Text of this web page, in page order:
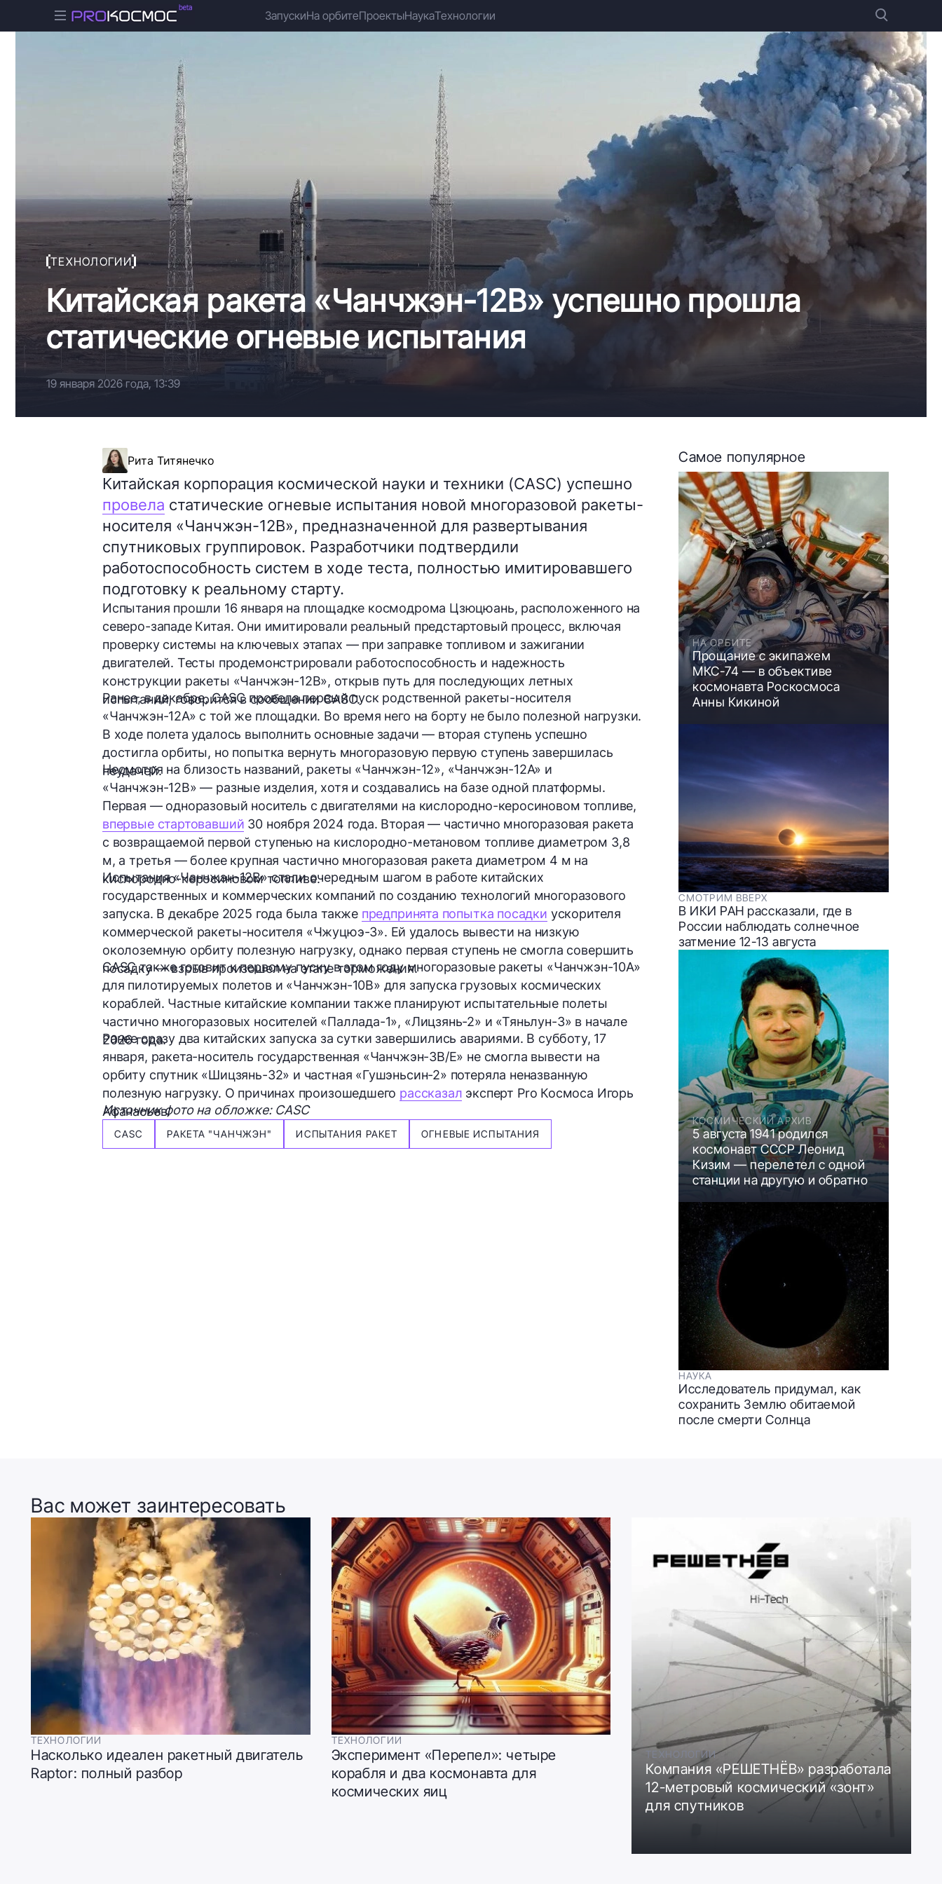
ЗапускиНа орбитеПроектыНаукаТехнологии
ТЕХНОЛОГИИ
Китайская ракета «Чанчжэн-12B» успешно прошла
статические огневые испытания
19 января 2026 года, 13:39
Рита Титянечко
Китайская корпорация космической науки и техники (CASC) успешно
провела статические огневые испытания новой многоразовой ракеты-
носителя «Чанчжэн-12B», предназначенной для развертывания
спутниковых группировок. Разработчики подтвердили
работоспособность систем в ходе теста, полностью имитировавшего
подготовку к реальному старту.
Испытания прошли 16 января на площадке космодрома Цзюцюань, расположенного на
северо-западе Китая. Они имитировали реальный предстартовый процесс, включая
проверку системы на ключевых этапах — при заправке топливом и зажигании
двигателей. Тесты продемонстрировали работоспособность и надежность
конструкции ракеты «Чанчжэн-12B», открыв путь для последующих летных
испытаний, говорится в сообщении CASC.
Ранее, в декабре, CASC провела первый пуск родственной ракеты-носителя
«Чанчжэн-12A» с той же площадки. Во время него на борту не было полезной нагрузки.
В ходе полета удалось выполнить основные задачи — вторая ступень успешно
достигла орбиты, но попытка вернуть многоразовую первую ступень завершилась
неудачей.
Несмотря на близость названий, ракеты «Чанчжэн-12», «Чанчжэн-12А» и
«Чанчжэн-12B» — разные изделия, хотя и создавались на базе одной платформы.
Первая — одноразовый носитель с двигателями на кислородно-керосиновом топливе,
впервые стартовавший 30 ноября 2024 года. Вторая — частично многоразовая ракета
с возвращаемой первой ступенью на кислородно-метановом топливе диаметром 3,8
м, а третья — более крупная частично многоразовая ракета диаметром 4 м на
кислородно-керосиновом топливе.
Испытания «Чанчжэн-12B» стали очередным шагом в работе китайских
государственных и коммерческих компаний по созданию технологий многоразового
запуска. В декабре 2025 года была также предпринята попытка посадки ускорителя
коммерческой ракеты-носителя «Чжуцюэ-3». Ей удалось вывести на низкую
околоземную орбиту полезную нагрузку, однако первая ступень не смогла совершить
посадку — взрыв произошел на этапе торможения.
CASC также готовит к первому пуску в этом году многоразовые ракеты «Чанчжэн-10A»
для пилотируемых полетов и «Чанчжэн-10B» для запуска грузовых космических
кораблей. Частные китайские компании также планируют испытательные полеты
частично многоразовых носителей «Паллада-1», «Лицзянь-2» и «Тяньлун-3» в начале
2026 года.
Ранее сразу два китайских запуска за сутки завершились авариями. В субботу, 17
января, ракета-носитель государственная «Чанчжэн-3В/Е» не смогла вывести на
орбиту спутник «Шицзянь-32» и частная «Гушэньсин-2» потеряла неназванную
полезную нагрузку. О причинах произошедшего рассказал эксперт Pro Космоса Игорь
Афанасьев.
Источник фото на обложке: CASC
CASC РАКЕТА "ЧАНЧЖЭН" ИСПЫТАНИЯ РАКЕТ ОГНЕВЫЕ ИСПЫТАНИЯ
Самое популярное
НА ОРБИТЕ
Прощание с экипажем
МКС-74 — в объективе
космонавта Роскосмоса
Анны Кикиной
СМОТРИМ ВВЕРХ
В ИКИ РАН рассказали, где в
России наблюдать солнечное
затмение 12-13 августа
КОСМИЧЕСКИЙ АРХИВ
5 августа 1941 родился
космонавт СССР Леонид
Кизим — перелетел с одной
станции на другую и обратно
НАУКА
Исследователь придумал, как
сохранить Землю обитаемой
после смерти Солнца
Вас может заинтересовать
ТЕХНОЛОГИИ
Насколько идеален ракетный двигатель
Raptor: полный разбор
ТЕХНОЛОГИИ
Эксперимент «Перепел»: четыре
корабля и два космонавта для
космических яиц
ТЕХНОЛОГИИ
Компания «РЕШЕТНЁВ» разработала
12-метровый космический «зонт»
для спутников